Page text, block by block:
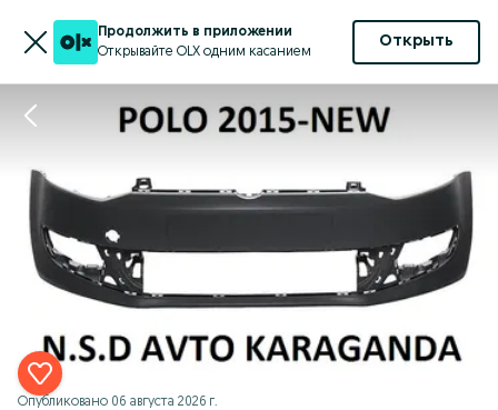
Продолжить в приложении
Открывайте OLX одним касанием
Открыть
Опубликовано 06 августа 2026 г.